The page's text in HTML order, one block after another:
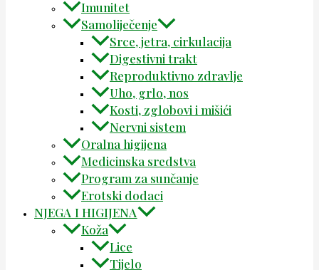
Imunitet
Samoliječenje
Srce, jetra, cirkulacija
Digestivni trakt
Reproduktivno zdravlje
Uho, grlo, nos
Kosti, zglobovi i mišići
Nervni sistem
Oralna higijena
Medicinska sredstva
Program za sunčanje
Erotski dodaci
NJEGA I HIGIJENA
Koža
Lice
Tijelo